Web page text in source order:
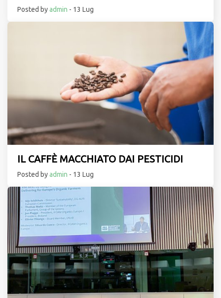
Posted byadmin - 13 Lug
IL CAFFÈ MACCHIATO DAI PESTICIDI
Posted byadmin - 13 Lug